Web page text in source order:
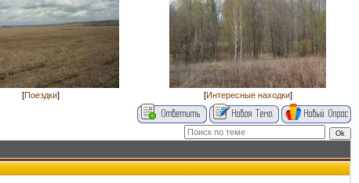
[Поездки] [Интересные находки]